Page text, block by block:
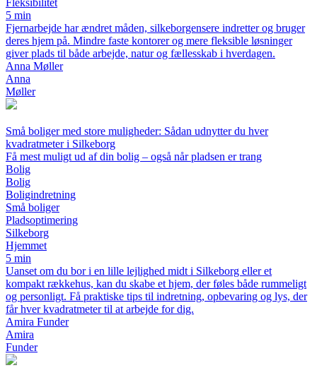
Fleksibilitet
5 min
Fjernarbejde har ændret måden, silkeborgensere indretter og bruger
deres hjem på. Mindre faste kontorer og mere fleksible løsninger
giver plads til både arbejde, natur og fællesskab i hverdagen.
Anna Møller
Anna
Møller
Små boliger med store muligheder: Sådan udnytter du hver
kvadratmeter i Silkeborg
Få mest muligt ud af din bolig – også når pladsen er trang
Bolig
Bolig
Boligindretning
Små boliger
Pladsoptimering
Silkeborg
Hjemmet
5 min
Uanset om du bor i en lille lejlighed midt i Silkeborg eller et
kompakt rækkehus, kan du skabe et hjem, der føles både rummeligt
og personligt. Få praktiske tips til indretning, opbevaring og lys, der
får hver kvadratmeter til at arbejde for dig.
Amira Funder
Amira
Funder